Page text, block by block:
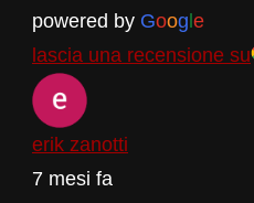
powered by Goog e
lascia una recensione su
erik zanotti
7 mesi fa